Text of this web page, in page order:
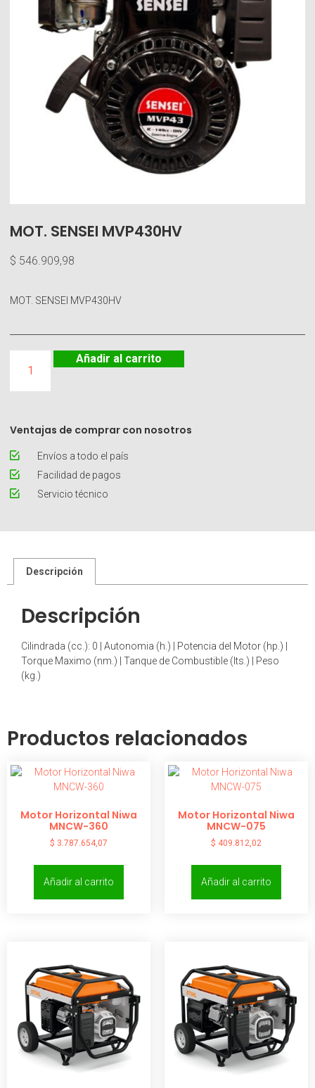
MOT. SENSEI MVP430HV
$ 546.909,98
MOT. SENSEI MVP430HV
Añadir al carrito
Ventajas de comprar con nosotros
Envíos a todo el país
Facilidad de pagos
Servicio técnico
Descripción
Descripción
Cilindrada (cc.): 0 | Autonomia (h.) | Potencia del Motor (hp.) |
Torque Maximo (nm.) | Tanque de Combustible (lts.) | Peso
(kg.)
Productos relacionados
Motor Horizontal Niwa
MNCW-360
$ 3.787.654,07
Añadir al carrito
Motor Horizontal Niwa
MNCW-075
$ 409.812,02
Añadir al carrito